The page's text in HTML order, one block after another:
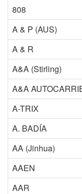
808
A & P (AUS)
A & R
A&A (Stirling)
A&A
A-TRIX
A. BADÍA
AA (Jinhua)
AAEN
AAR